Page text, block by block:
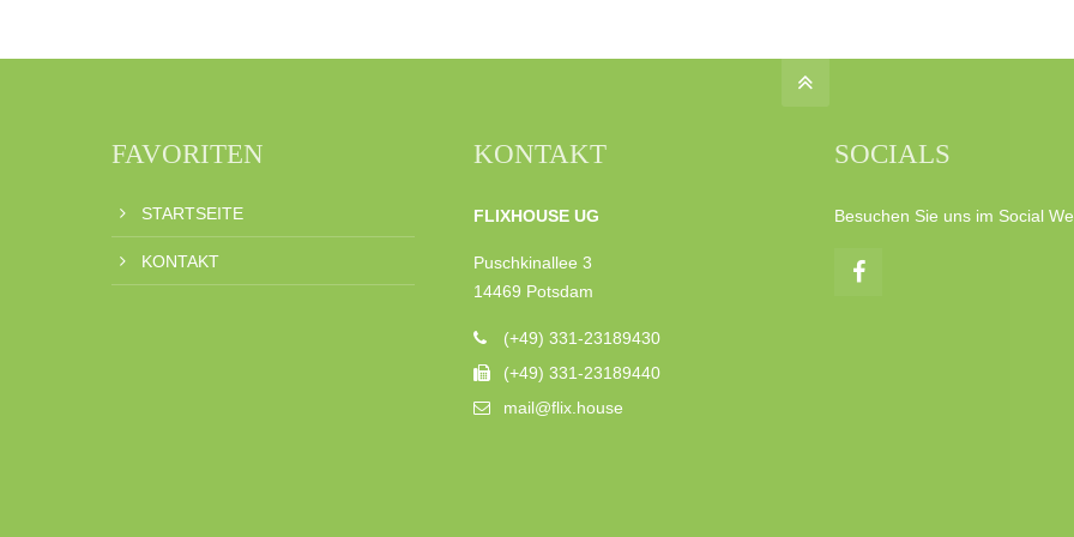
FAVORITEN
STARTSEITE
KONTAKT
KONTAKT
FLIXHOUSE UG
Puschkinallee 3
14469 Potsdam
(+49) 331-23189430
(+49) 331-23189440
mail@flix.house
SOCIALS
Besuchen Sie uns im Social